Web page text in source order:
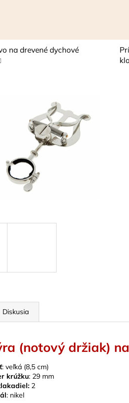
na drevené dychové
Diskusia
(notový držiak)
: veľká (8,5 cm)
krúžku: 29 mm
2
: nikel
nájsť?
OIL - OLEJ NA